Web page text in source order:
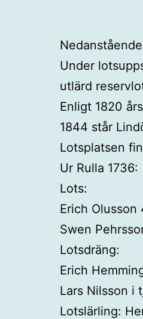
Under
utlärd
Enligt 1820
1844 står
Lotsplatsen
Ur Rulla 1736:
Lots:
Erich Olusson
Swen
Lotsdräng:
Erich
Lars Nilsson i
Lotslärling: